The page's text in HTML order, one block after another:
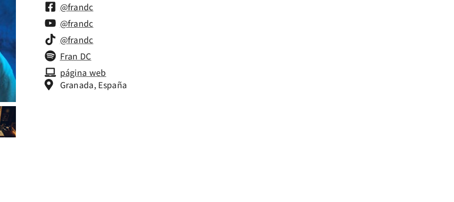
@frandc
@frandc
@frandc
Fran DC
página web
Granada, España